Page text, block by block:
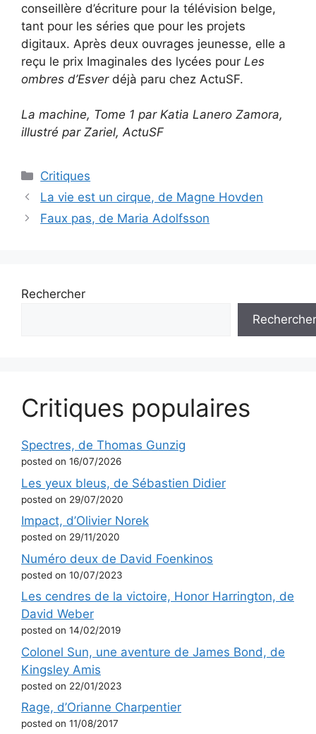
conseillère d’écriture pour la télévision belge,
tant pour les séries que pour les projets
digitaux. Après deux ouvrages jeunesse, elle a
reçu le prix Imaginales des lycées pour Les
ombres d’Esverdéjà paru chez ActuSF.
La machine, Tome 1 par Katia Lanero Zamora,
illustré par Zariel, ActuSF
Critiques
La vie est un cirque, de Magne Hovden
Faux pas, de Maria Adolfsson
Rechercher
Rechercher
Critiques populaires
Spectres, de Thomas Gunzig
posted on 16/07/2026
Les yeux bleus, de Sébastien Didier
posted on 29/07/2020
Impact, d’Olivier Norek
posted on 29/11/2020
Numéro deux de David Foenkinos
posted on 10/07/2023
Les cendres de la victoire, Honor Harrington, de
David Weber
posted on 14/02/2019
Colonel Sun, une aventure de James Bond, de
Kingsley Amis
posted on 22/01/2023
Rage, d’Orianne Charpentier
posted on 11/08/2017